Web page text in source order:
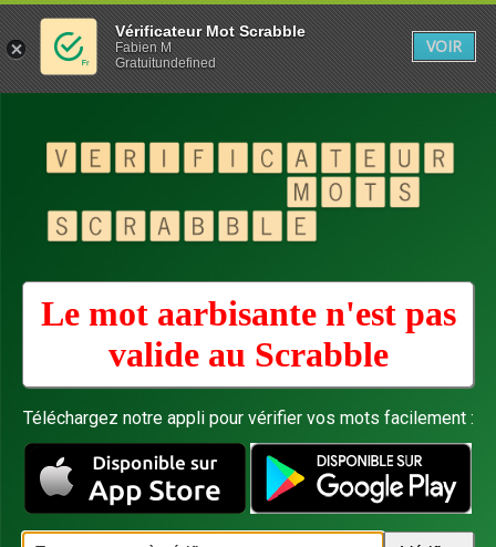
Le mot aarbisante n'est pas
valide au Scrabble
Téléchargez notre appli pour vérifier vos mots facilement :
Vérificateur Mot Scrabble
Fabien M
Gratuitundefined
VOIR